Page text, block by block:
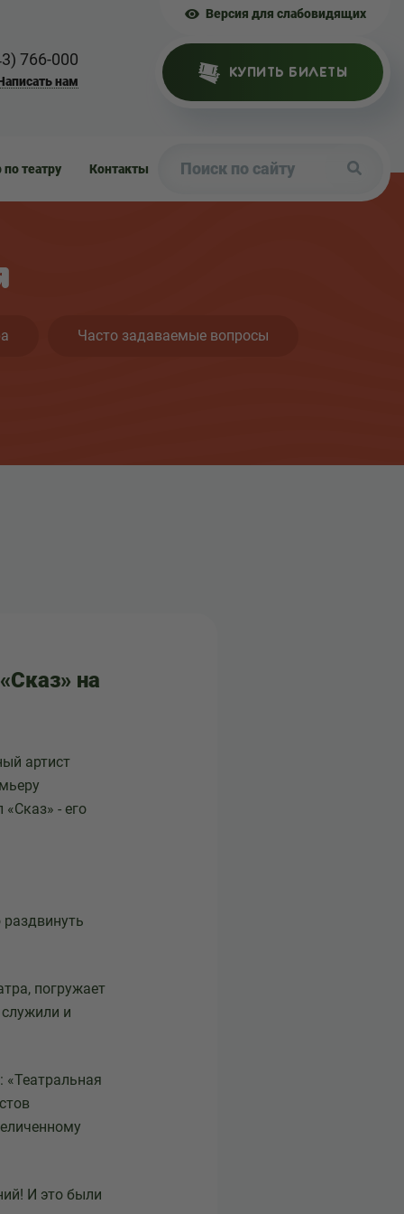
Версия для слабовидящих
766-000
нам
КУПИТЬ БИЛЕТЫ
по театру Контакты
Часто задаваемые вопросы
на
артист
- его
погружает
и
«Театральная
И это были